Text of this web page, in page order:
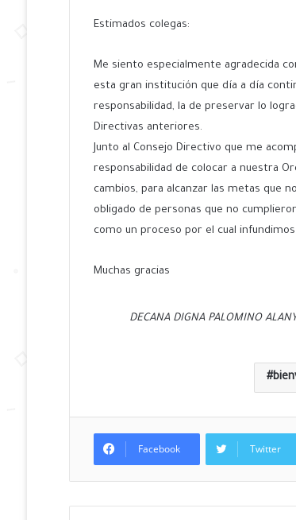
n
a
n
m
a
Estimados colegas:
Me siento especialmente agradecida
esta gran institución que día a día
responsabilidad, la de preservar lo
Directivas anteriores.
Junto al Consejo Directivo que me
responsabilidad de colocar a nuestra
cambios, para alcanzar las metas que
obligado de personas que no
como un proceso por el cual
Muchas gracias
DECANA DIGNA PALOMINO
Facebook Twitter